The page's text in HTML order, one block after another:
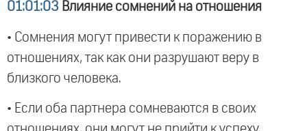
01:01:03 Влияние сомнений на отношения
• Сомнения могут привести к поражению в
отношениях, так как они разрушают веру в
близкого человека.
• Если оба партнера сомневаются в своих